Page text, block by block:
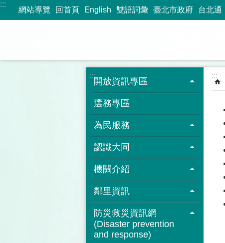
跳到主要內容區塊
:::
網站導覽 回首頁 English 雙語詞彙 臺北市政府 台北通
:::
開放資訊專區
選務專區
為民服務
認識大同
機關介紹
鄰里資訊
防災救災資訊網
(Disaster prevention
and response)
:::